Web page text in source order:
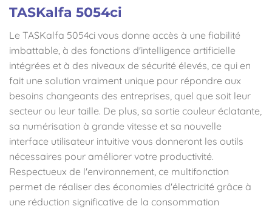
TASKalfa 5054ci
Le TASKalfa 5054ci vous donne accès à une fiabilité
imbattable, à des fonctions d'intelligence artificielle
intégrées et à des niveaux de sécurité élevés, ce qui en
fait une solution vraiment unique pour répondre aux
besoins changeants des entreprises, quel que soit leur
secteur ou leur taille. De plus, sa sortie couleur éclatante,
sa numérisation à grande vitesse et sa nouvelle
interface utilisateur intuitive vous donneront les outils
nécessaires pour améliorer votre productivité.
Respectueux de l'environnement, ce multifonction
permet de réaliser des économies d'électricité grâce à
une réduction significative de la consommation